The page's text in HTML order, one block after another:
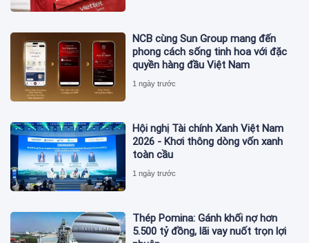
NCB cùng Sun Group mang đến
phong cách sống tinh hoa với đặc
quyền hàng đầu Việt Nam
1 ngày trước
Hội nghị Tài chính Xanh Việt Nam
2026 - Khơi thông dòng vốn xanh
toàn cầu
1 ngày trước
Thép Pomina: Gánh khối nợ hơn
5.500 tỷ đồng, lãi vay nuốt trọn lợi